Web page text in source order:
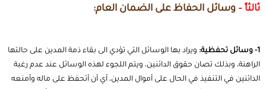
ثالثاً – وسائل الحفاظ على الضمان العام:
1- وسائل تحفظية:
ويراد بها الوسائل التي تؤدي الى بقاء ذمة المدين على حالتها
الراهنة، وبذلك تصان حقوق الدائنين، ويتم اللجوء لهذه الوسائل عند عدم رغبة
الدائنين في التنفيذ في الحال على أموال المدين، أي أن أتحفظ على ماله وأمنعه